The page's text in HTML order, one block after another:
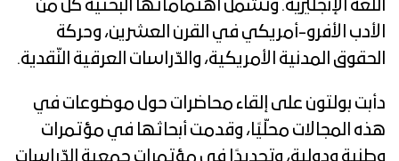
اللغة الإنجليزية. وتشمل اهتماماتها البحثية كل من
الأدب الأفرو-أمريكي في القرن العشرين، وحركة
الحقوق المدنية الأمريكية، والدّراسات العرقية النّقدية.
دأبت بولتون على إلقاء محاضرات حول موضوعات في
هذه المجالات محلّيًا، وقدمت أبحاثها في مؤتمرات